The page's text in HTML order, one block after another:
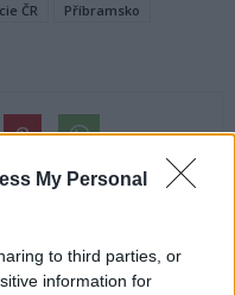
My Personal
to third parties, or
information for
ČR
Příbramsko
Následující článek